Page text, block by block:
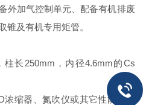
外加气控制单元、配备有机排废
锥及有机专用矩管。
长250mm，内径4.6mm的Cs
缩器、氮吹仪或其它性能相当